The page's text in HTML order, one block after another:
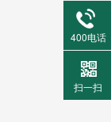
400电话
扫一扫